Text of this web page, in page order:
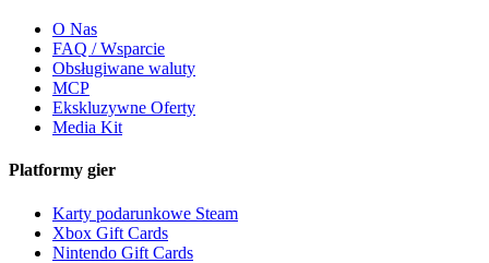
O Nas
FAQ / Wsparcie
Obsługiwane waluty
MCP
Ekskluzywne Oferty
Media Kit
Platformy gier
Karty podarunkowe Steam
Xbox Gift Cards
Nintendo Gift Cards